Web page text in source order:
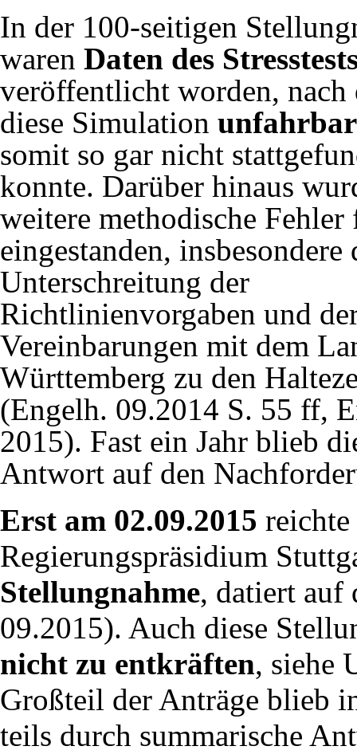
In der 100-seitigen
waren Daten des
veröffentlicht worden, nach
diese Simulation unfahrbar
somit so gar nicht
konnte. Darüber hinaus
weitere methodische Fehler
eingestanden, insbesondere
Unterschreitung der
Richtlinienvorgaben und
Vereinbarungen mit dem
Württemberg zu den
(Engelh. 09.2014 S. 55 ff,
2015). Fast ein Jahr blieb
Antwort auf den
Erst am 02.09.2015
Regierungspräsidium
Stellungnahme, datiert auf
09.2015). Auch diese
nicht zu entkräften, siehe
Großteil der Anträge blieb
teils durch summarische